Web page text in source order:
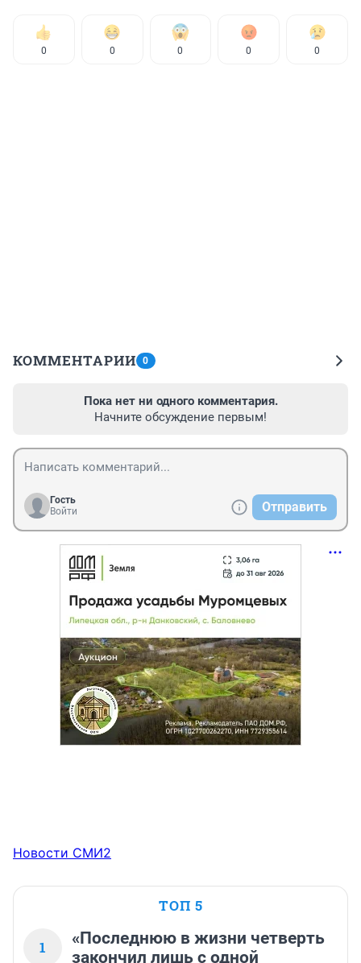
0 0 0 0 0
КОММЕНТАРИИ 0
Пока нет ни одного комментария.
Начните обсуждение первым!
Гость
Войти
Отправить
Новости СМИ2
ТОП 5
1
«Последнюю в жизни четверть
закончил лишь с одной